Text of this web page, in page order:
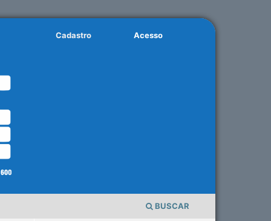
BUSCAR
Cadastro Acesso